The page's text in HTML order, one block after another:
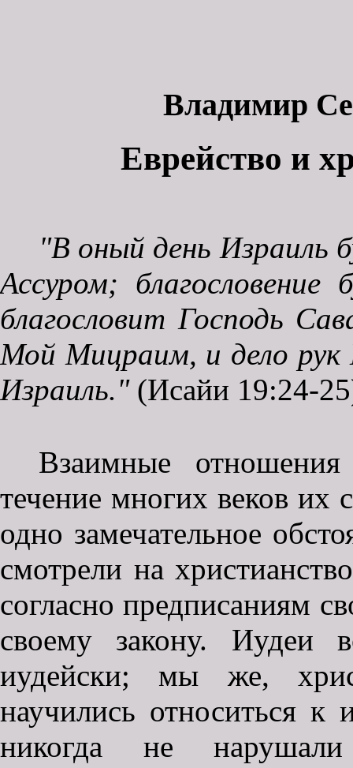
Владимир
Еврейство и
"В оный день Израиль
Ассуром;
благословит Господь
Мой Мицраим, и дело рук
Израиль."(Исайи 19:24-
Взаимные
течение многих веков их
одно замечательное
смотрели на
согласно предписаниям
своему закону. Иудеи
иудейски; мы же,
научились относиться к
никогда не